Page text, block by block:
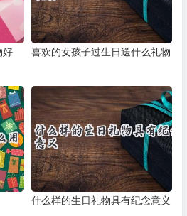
好 喜欢的女孩子过生日送什么礼物
什么样的生日礼物具有纪念意义